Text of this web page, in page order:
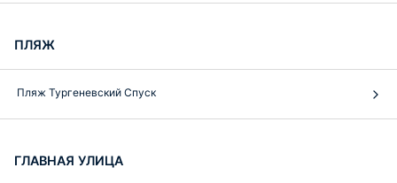
ПЛЯЖ
Пляж Тургеневский Спуск
ГЛАВНАЯ УЛИЦА